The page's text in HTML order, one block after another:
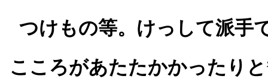
つけもの等。けっして派手
こころがあたたかかったり